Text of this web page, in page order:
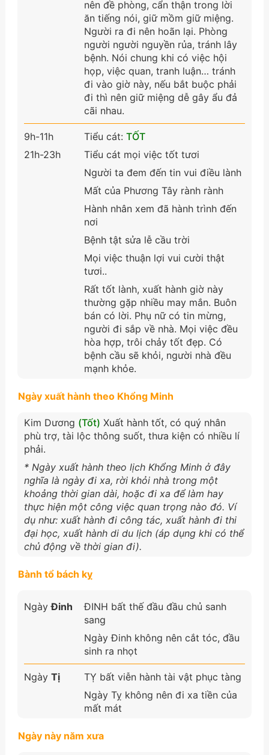
nên đề phòng, cẩn thận trong lời
ăn tiếng nói, giữ mồm giữ miệng.
Người ra đi nên hoãn lại. Phòng
người người nguyền rủa, tránh lây
bệnh. Nói chung khi có việc hội
họp, việc quan, tranh luận… tránh
đi vào giờ này, nếu bắt buộc phải
đi thì nên giữ miệng dễ gây ẩu đả
cãi nhau.
9h-11h
21h-23h
Tiểu cát: TỐT
Tiểu cát mọi việc tốt tươi
Người ta đem đến tin vui điều lành
Mất của Phương Tây rành rành
Hành nhân xem đã hành trình đến
nơi
Bệnh tật sửa lễ cầu trời
Mọi việc thuận lợi vui cười thật
tươi..
Rất tốt lành, xuất hành giờ này
thường gặp nhiều may mắn. Buôn
bán có lời. Phụ nữ có tin mừng,
người đi sắp về nhà. Mọi việc đều
hòa hợp, trôi chảy tốt đẹp. Có
bệnh cầu sẽ khỏi, người nhà đều
mạnh khỏe.
Ngày xuất hành theo Khổng Minh
Kim Dương (Tốt) Xuất hành tốt, có quý nhân
phù trợ, tài lộc thông suốt, thưa kiện có nhiều lí
phải.
* Ngày xuất hành theo lịch Khổng Minh ở đây
nghĩa là ngày đi xa, rời khỏi nhà trong một
khoảng thời gian dài, hoặc đi xa để làm hay
thực hiện một công việc quan trọng nào đó. Ví
dụ như: xuất hành đi công tác, xuất hành đi thi
đại học, xuất hành di du lịch (áp dụng khi có thể
chủ động về thời gian đi).
Bành tổ bách kỵ
NgàyĐinh
ĐINH bất thế đầu đầu chủ sanh
sang
Ngày Đinh không nên cắt tóc, đầu
sinh ra nhọt
Ngày Tị
TỴ bất viễn hành tài vật phục tàng
Ngày Tỵ không nên đi xa tiền của
mất mát
Ngày này năm xưa